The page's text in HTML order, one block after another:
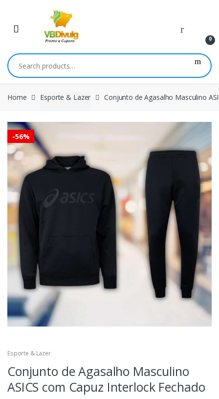
navigation
content
0
Search
for:
Home Esporte & Lazer Conjunto de Agasalho Masculino
-56%
Esporte & Lazer
Conjunto de Agasalho Masculino
ASICS com Capuz Interlock Fechado